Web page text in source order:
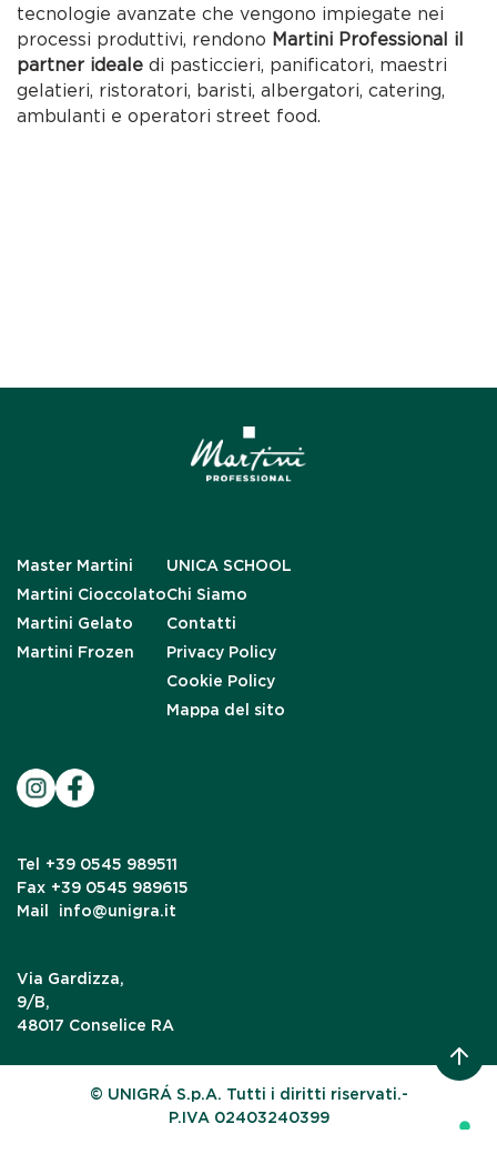
tecnologie avanzate che vengono impiegate nei
processi produttivi, rendono Martini Professional il
partner ideale di pasticcieri, panificatori, maestri
gelatieri, ristoratori, baristi, albergatori, catering,
ambulanti e operatori street food.
Master Martini
Martini Cioccolato
Martini Gelato
Martini Frozen
UNICA SCHOOL
Chi Siamo
Contatti
Privacy Policy
Cookie Policy
Mappa del sito
Tel
+39 0545 989511
Fax +39 0545 989615
Mail
info@unigra.it
Via Gardizza,
9/B,
48017 Conselice RA
© UNIGRÁ S.p.A. Tutti i diritti riservati.-
P.IVA 02403240399